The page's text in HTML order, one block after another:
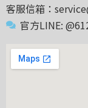
客服信箱：
官方LINE: